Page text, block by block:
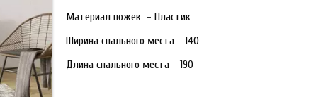
Материал ножек - Пластик
Ширина спального места - 140
Длина спального места - 190